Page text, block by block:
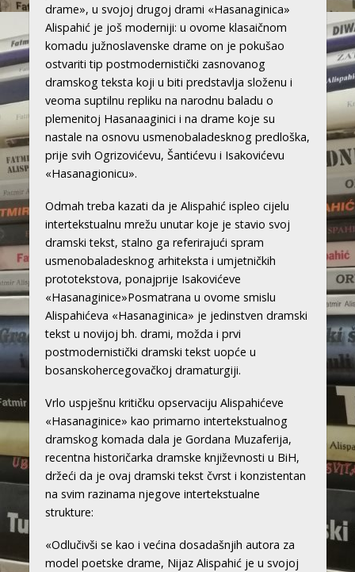
drame», u svojoj drugoj drami «Hasanaginica»
Alispahić je još moderniji: u ovome klasaičnom
komadu južnoslavenske drame on je pokušao
ostvariti tip postmodernistički zasnovanog
dramskog teksta koji u biti predstavlja složenu i
veoma suptilnu repliku na narodnu baladu o
plemenitoj Hasanaaginici i na drame koje su
nastale na osnovu usmenobaladesknog predloška,
prije svih Ogrizovićevu, Šantićevu i Isakovićevu
«Hasanagionicu».
Odmah treba kazati da je Alispahić ispleo cijelu
intertekstualnu mrežu unutar koje je stavio svoj
dramski tekst, stalno ga referirajući spram
usmenobaladesknog arhiteksta i umjetničkih
prototekstova, ponajprije Isakovićeve
«Hasanaginice»Posmatrana u ovome smislu
Alispahićeva «Hasanaginica» je jedinstven dramski
tekst u novijoj bh. drami, možda i prvi
postmodernistički dramski tekst uopće u
bosanskohercegovačkoj dramaturgiji.
Vrlo uspješnu kritičku opservaciju Alispahićeve
«Hasanaginice» kao primarno intertekstualnog
dramskog komada dala je Gordana Muzaferija,
recentna historičarka dramske književnosti u BiH,
držeći da je ovaj dramski tekst čvrst i konzistentan
na svim razinama njegove intertekstualne
strukture:
«Odlučivši se kao i većina dosadašnjih autora za
model poetske drame, Nijaz Alispahić je u svojoj